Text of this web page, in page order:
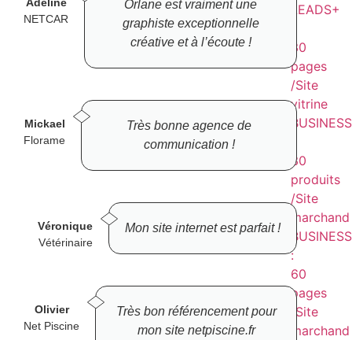
LEADS+
30
pages
/Site
vitrine
BUSINESS
30
produits
/Site
marchand
:
60
pages
/Site
marchand
Orlane est vraiment une
graphiste exceptionnelle
créative et à l’écoute !
NETCAR
Très bonne agence de
communication !
Mickael
Florame
Mon site internet est parfait !
Véronique
Vétérinaire
Très bon référencement pour
mon site netpiscine.fr
Olivier
Net Piscine